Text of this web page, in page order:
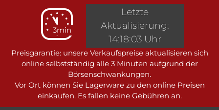
3min
Preisgarantie: unsere Verkaufspreise aktualisieren sich
online selbstständig alle 3 Minuten aufgrund der
Börsenschwankungen.
Vor Ort können Sie Lagerware zu den online Preisen
einkaufen. Es fallen keine Gebühren an.
Letzte
Aktualisierung:
14:18:03 Uhr